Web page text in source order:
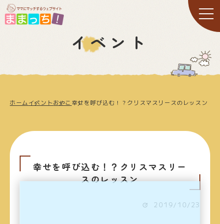
イベント
ホーム イベントおやこ 幸せを呼び込む！？クリスマスリースのレッスン
幸せを呼び込む！？クリスマスリー
スのレッスン
2019/10/23